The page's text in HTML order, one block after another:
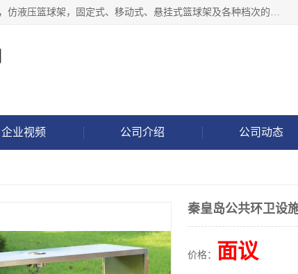
公司主做室内体育场馆木地板翻新，生产电动、手动液压篮球架，仿液压篮球架，固定式、移动式、悬挂式篮球架及各种档次的篮球板，乒乓球台、网球柱、排球柱、羽毛球柱、足球门，各种体操、田径器材等体育器材。
企业视频 公司介绍 公司动态
秦皇岛公共环卫设
价格： 面议